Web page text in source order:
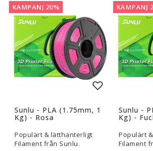
KAMPANJ 20%
Sunlu - PLA (1.75mm, 1
Kg) - Rosa
Populärt & lätthanterligt
Filament från Sunlu.
KAMPANJ
Sunlu -
Kg) -
Populärt
Filament